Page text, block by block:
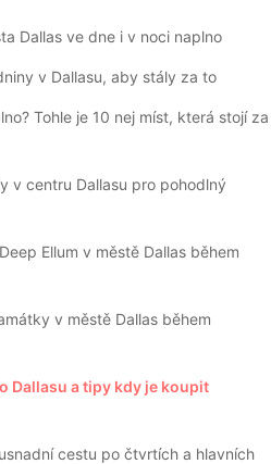
Dallas ve dne i v noci naplno
v Dallasu, aby stály za to
Tohle je 10 nej míst, která stojí za
v centru Dallasu pro pohodlný
Ellum v městě Dallas během
v městě Dallas během
Dallasu a tipy kdy je koupit
cestu po čtvrtích a hlavních